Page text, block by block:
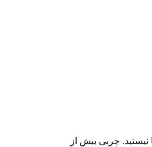
نیستید. چربی بیش از